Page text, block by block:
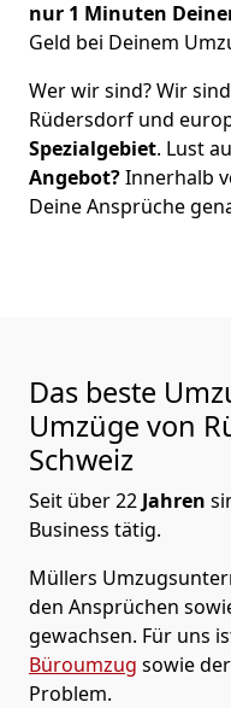
nur 1 Minuten
Geld bei Deinem
Wer wir sind? Wir
Rüdersdorf und
Spezialgebiet. Lust
Angebot?Innerhalb
Deine Ansprüche
Das beste
Umzüge von
Schweiz
Seit über22 Jahren
Business tätig.
Müllers
den Ansprüchen
gewachsen. Für uns
Büroumzug sowie der
Problem.